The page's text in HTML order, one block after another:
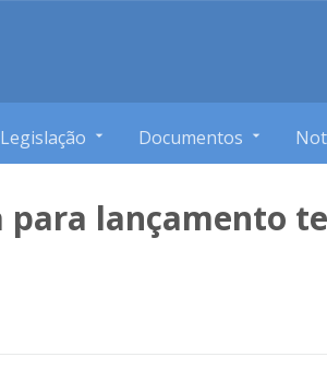
Legislação Documentos
para lançamento